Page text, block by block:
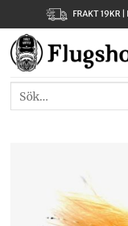
to
content
FRAKT 19KR |